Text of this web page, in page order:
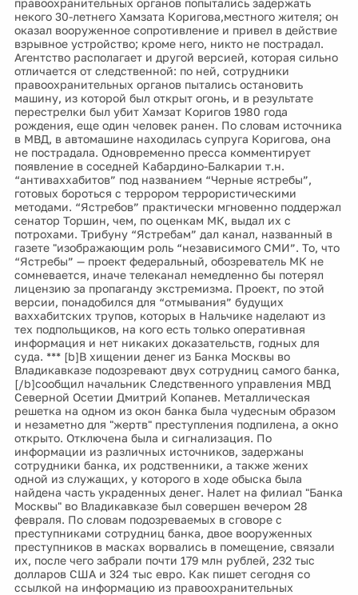
некого 30-летнего Хамзата Коригова,местного жителя; он
оказал вооруженное сопротивление и привел в действие
взрывное устройство; кроме него, никто не пострадал.
Агентство располагает и другой версией, которая сильно
отличается от следственной: по ней, сотрудники
правоохранительных органов пытались остановить
машину, из которой был открыт огонь, и в результате
перестрелки был убит Хамзат Коригов 1980 года
рождения, еще один человек ранен. По словам источника
в МВД, в автомашине находилась супруга Коригова, она
не пострадала. Одновременно пресса комментирует
появление в соседней Кабардино-Балкарии т.н.
“антиваххабитов” под названием “Черные ястребы”,
готовых бороться с террором террористическими
методами. “Ястребов” практически мгновенно поддержал
сенатор Торшин, чем, по оценкам МК, выдал их с
потрохами. Трибуну “Ястребам” дал канал, названный в
газете "изображающим роль “независимого СМИ”. То, что
“Ястребы” — проект федеральный, обозреватель МК не
сомневается, иначе телеканал немедленно бы потерял
лицензию за пропаганду экстремизма. Проект, по этой
версии, понадобился для “отмывания” будущих
ваххабитских трупов, которых в Нальчике наделают из
тех подпольщиков, на кого есть только оперативная
информация и нет никаких доказательств, годных для
суда. *** [b]В хищении денег из Банка Москвы во
Владикавказе подозревают двух сотрудниц самого банка,
[/b]сообщил начальник Следственного управления МВД
Северной Осетии Дмитрий Копанев. Металлическая
решетка на одном из окон банка была чудесным образом
и незаметно для "жертв" преступления подпилена, а окно
открыто. Отключена была и сигнализация. По
информации из различных источников, задержаны
сотрудники банка, их родственники, а также жених
одной из служащих, у которого в ходе обыска была
найдена часть украденных денег. Налет на филиал "Банка
Москвы" во Владикавказе был совершен вечером 28
февраля. По словам подозреваемых в сговоре с
преступниками сотрудниц банка, двое вооруженных
преступников в масках ворвались в помещение, связали
их, после чего забрали почти 179 млн рублей, 232 тыс
долларов США и 324 тыс евро. Как пишет сегодня со
ссылкой на информацию из правоохранительных